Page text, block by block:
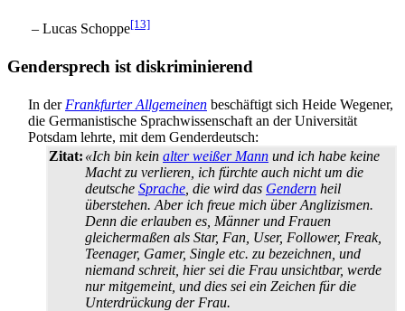
– Lucas Schoppe[13]
Gendersprech ist diskriminierend
In der Frankfurter Allgemeinen beschäftigt sich Heide Wegener,
die Germanistische Sprachwissenschaft an der Universität
Potsdam lehrte, mit dem Genderdeutsch:
Zitat: «Ich bin kein alter weißer Mann und ich habe keine
Macht zu verlieren, ich fürchte auch nicht um die
deutsche Sprache , die wird das Gendern heil
überstehen. Aber ich freue mich über Anglizismen.
Denn die erlauben es, Männer und Frauen
gleichermaßen als Star, Fan, User, Follower, Freak,
Teenager, Gamer, Single etc. zu bezeichnen, und
niemand schreit, hier sei die Frau unsichtbar, werde
nur mitgemeint, und dies sei ein Zeichen für die
Unterdrückung der Frau.